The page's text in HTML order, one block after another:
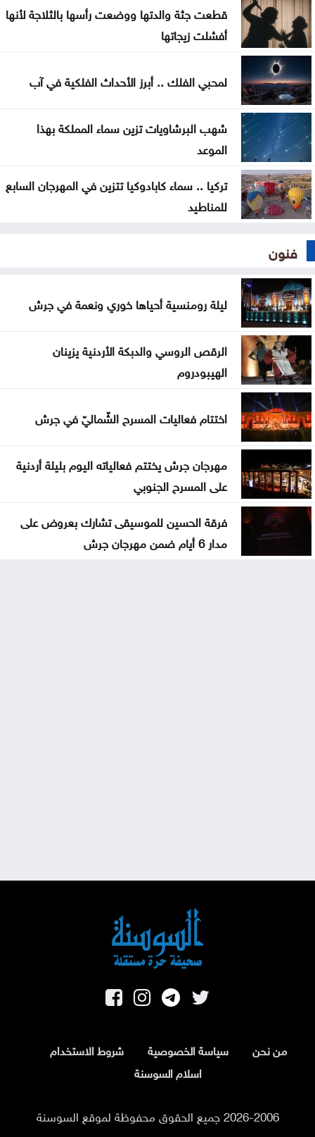
قطعت جثة والدتها ووضعت رأسها بالثلاجة لأنها
أفشلت زيجاتها
لمحبي الفلك .. أبرز الأحداث الفلكية في آب
شهب البرشاويات تزين سماء المملكة بهذا
الموعد
تركيا .. سماء كابادوكيا تتزين في المهرجان السابع
للمناطيد
فنون
ليلة رومنسية أحياها خوري ونعمة في جرش
الرقص الروسي والدبكة الأردنية يزينان
الهيبودروم
اختتام فعاليات المسرح الشّماليّ في جرش
مهرجان جرش يختتم فعالياته اليوم بليلة أردنية
على المسرح الجنوبي
فرقة الحسين للموسيقى تشارك بعروض على
مدار 6 أيام ضمن مهرجان جرش
من نحن سياسة الخصوصية
شروط الاستخدام
اسلام السوسنة
2026-2006 جميع الحقوق محفوظة لموقع السوسنة